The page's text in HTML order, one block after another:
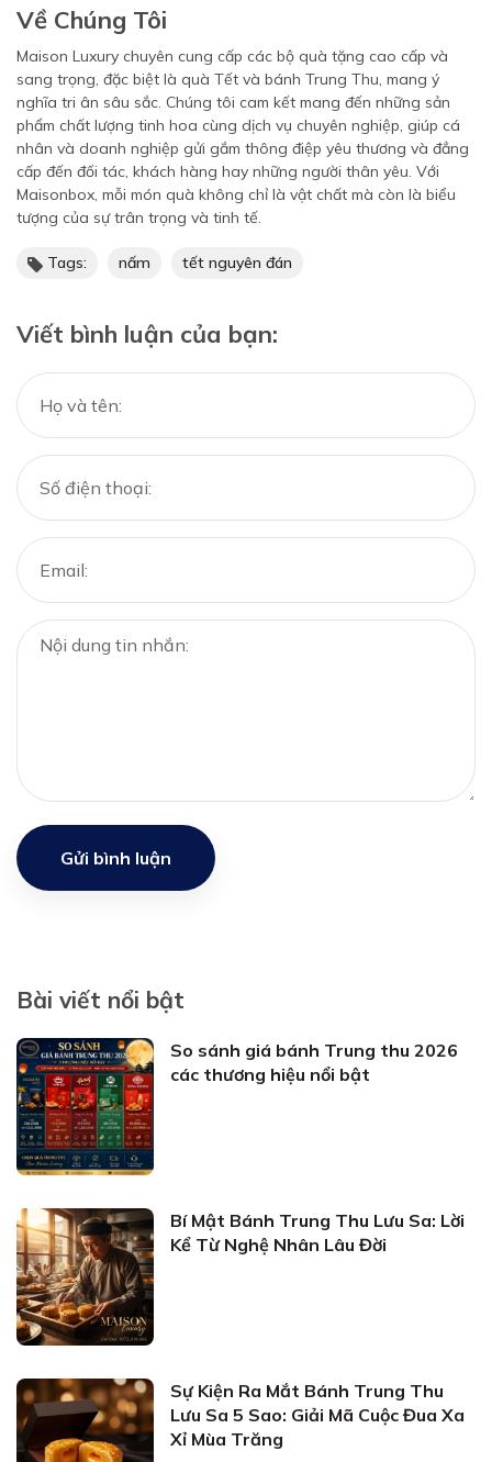
Về Chúng Tôi
Maison Luxury chuyên cung cấp các bộ quà tặng cao cấp và
sang trọng, đặc biệt là quà Tết và bánh Trung Thu, mang ý
nghĩa tri ân sâu sắc. Chúng tôi cam kết mang đến những sản
phẩm chất lượng tinh hoa cùng dịch vụ chuyên nghiệp, giúp cá
nhân và doanh nghiệp gửi gắm thông điệp yêu thương và đẳng
cấp đến đối tác, khách hàng hay những người thân yêu. Với
Maisonbox, mỗi món quà không chỉ là vật chất mà còn là biểu
tượng của sự trân trọng và tinh tế.
Tags: nấm tết nguyên đán
Viết bình luận của bạn:
Gửi bình luận
Bài viết nổi bật
So sánh giá bánh Trung thu 2026
các thương hiệu nổi bật
Bí Mật Bánh Trung Thu Lưu Sa: Lời
Kể Từ Nghệ Nhân Lâu Đời
Sự Kiện Ra Mắt Bánh Trung Thu
Lưu Sa 5 Sao: Giải Mã Cuộc Đua Xa
Xỉ Mùa Trăng